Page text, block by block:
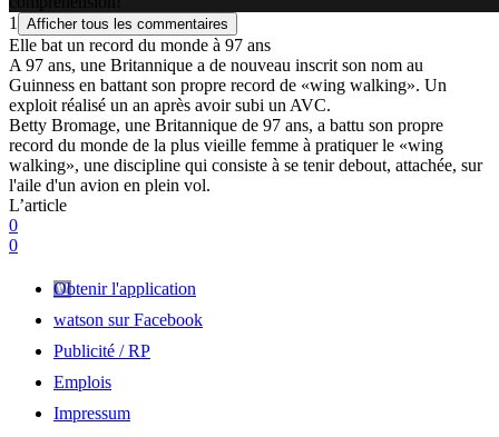
1
Afficher tous les commentaires
Elle bat un record du monde à 97 ans
A 97 ans, une Britannique a de nouveau inscrit son nom au
Guinness en battant son propre record de «wing walking». Un
exploit réalisé un an après avoir subi un AVC.
Betty Bromage, une Britannique de 97 ans, a battu son propre
record du monde de la plus vieille femme à pratiquer le «wing
walking», une discipline qui consiste à se tenir debout, attachée, sur
l'aile d'un avion en plein vol.
L’article
0
0
Obtenir l'application
watson sur Facebook
Publicité / RP
Emplois
Impressum